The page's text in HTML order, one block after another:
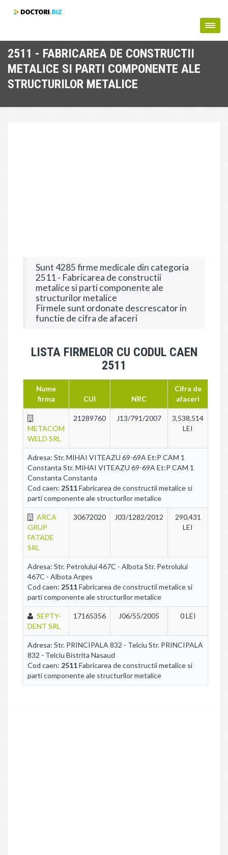
2511 - FABRICAREA DE CONSTRUCTII
METALICE SI PARTI COMPONENTE ALE
STRUCTURILOR METALICE
Sunt 4285 firme medicale din categoria
2511 - Fabricarea de constructii
metalice si parti componente ale
structurilor metalice
Firmele sunt ordonate descrescator in
functie de cifra de afaceri
LISTA FIRMELOR CU CODUL CAEN
2511
Nume
firma
CUI NRC
Cifra de
afaceri
METACOM
WELD SRL
21289760 J13/791/2007
3,538,514
LEI
Adresa: Str. MIHAI VITEAZU 69-69A Et:P CAM 1
Constanta Str. MIHAI VITEAZU 69-69A Et:P CAM 1
Constanta Constanta
Cod caen: 2511Fabricarea de constructii metalice si
parti componente ale structurilor metalice
ARCA
GRUP
FATADE
SRL
30672020 J03/1282/2012
290,431
LEI
Adresa: Str. Petrolului 467C - Albota Str. Petrolului
467C - Albota Arges
Cod caen: 2511Fabricarea de constructii metalice si
parti componente ale structurilor metalice
SEPTY-
DENT SRL
17165356 J06/55/2005 0 LEI
Adresa: Str. PRINCIPALA 832 - Telciu Str. PRINCIPALA
832 - Telciu Bistrita Nasaud
Cod caen: 2511Fabricarea de constructii metalice si
parti componente ale structurilor metalice